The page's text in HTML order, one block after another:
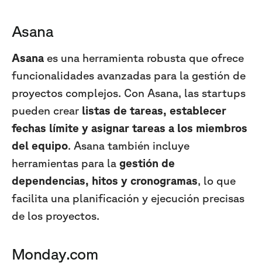
Asana
Asana es una herramienta robusta que ofrece
funcionalidades avanzadas para la gestión de
proyectos complejos. Con Asana, las startups
pueden crear listas de tareas, establecer
fechas límite y asignar tareas a los miembros
del equipo. Asana también incluye
herramientas para la gestión de
dependencias, hitos y cronogramas, lo que
facilita una planificación y ejecución precisas
de los proyectos.
Monday.com